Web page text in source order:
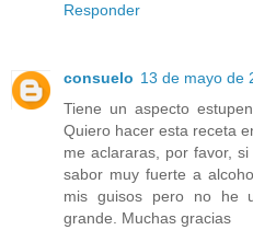
Responder
consuelo 13 de mayo de
Tiene un aspecto
Quiero hacer esta receta
me aclararas, por favor,
sabor muy fuerte a
mis guisos pero no he
grande. Muchas gracias